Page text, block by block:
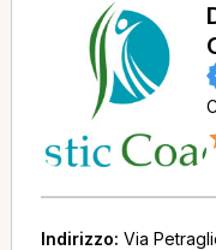
Indirizzo: Via